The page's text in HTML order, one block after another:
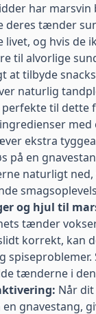
har
deres tænder
og hvis de
til alvorlige
at tilbyde
naturlig
til dette
med
ekstra
på en
naturligt
og hjul til
tænder
korrekt, kan
tænderne i
Når
gnavestang,